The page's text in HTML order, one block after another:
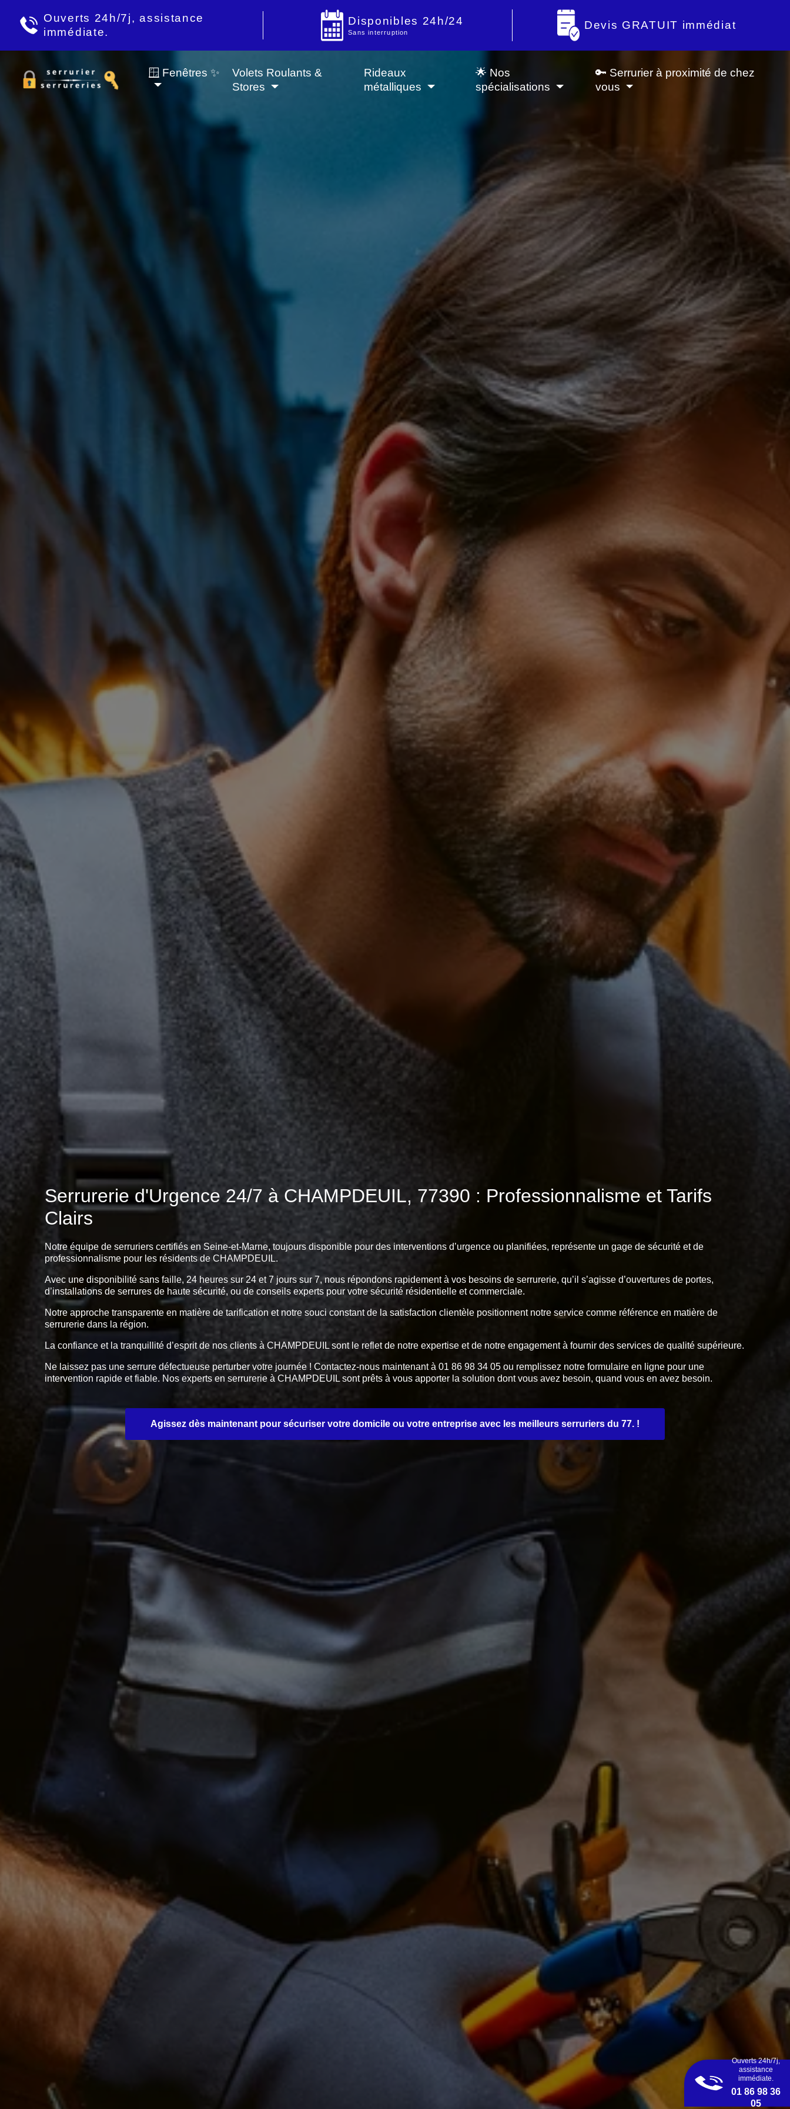
Ouverts 24h/7j, assistance
immédiate.
Disponibles 24h/24
Sans interruption
Devis GRATUIT immédiat
🪟 Fenêtres ✨
Volets Roulants &
Stores
Rideaux
métalliques
🌟 Nos
spécialisations
🔑 Serrurier à proximité de chez
vous
Serrurerie d'Urgence 24/7 à CHAMPDEUIL, 77390 : Professionnalisme et Tarifs
Clairs
Notre équipe de serruriers certifiés en Seine-et-Marne, toujours disponible pour des interventions d’urgence ou planifiées, représente un gage de sécurité et de
professionnalisme pour les résidents de CHAMPDEUIL.
Avec une disponibilité sans faille, 24 heures sur 24 et 7 jours sur 7, nous répondons rapidement à vos besoins de serrurerie, qu’il s’agisse d’ouvertures de portes,
d’installations de serrures de haute sécurité, ou de conseils experts pour votre sécurité résidentielle et commerciale.
Notre approche transparente en matière de tarification et notre souci constant de la satisfaction clientèle positionnent notre service comme référence en matière de
serrurerie dans la région.
La confiance et la tranquillité d’esprit de nos clients à CHAMPDEUIL sont le reflet de notre expertise et de notre engagement à fournir des services de qualité supérieure.
Ne laissez pas une serrure défectueuse perturber votre journée ! Contactez-nous maintenant à 01 86 98 34 05 ou remplissez notre formulaire en ligne pour une
intervention rapide et fiable. Nos experts en serrurerie à CHAMPDEUIL sont prêts à vous apporter la solution dont vous avez besoin, quand vous en avez besoin.
Agissez dès maintenant pour sécuriser votre domicile ou votre entreprise avec les meilleurs serruriers du 77. !
Ouverts 24h/7j,
assistance
immédiate.
01 86 98 36
05